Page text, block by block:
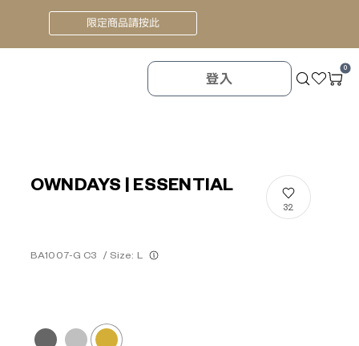
限定商品請按此
登入
0
OWNDAYS | ESSENTIAL
BA1007-G C3 / Size: L
32